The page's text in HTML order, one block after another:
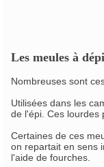
Les meules à
Nombreuses sont
Utilisées dans les
de l'épi. Ces lourdes
Certaines de ces
on repartait en sens
l'aide de fourches.